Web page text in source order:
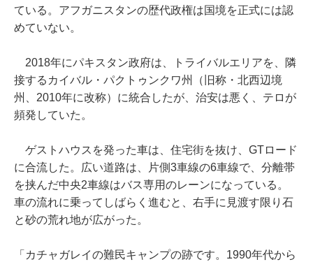
ている。アフガニスタンの歴代政権は国境を正式には認
めていない。
2018年にパキスタン政府は、トライバルエリアを、隣
接するカイバル・パクトゥンクワ州（旧称・北西辺境
州、2010年に改称）に統合したが、治安は悪く、テロが
頻発していた。
ゲストハウスを発った車は、住宅街を抜け、GTロード
に合流した。広い道路は、片側3車線の6車線で、分離帯
を挟んだ中央2車線はバス専用のレーンになっている。
車の流れに乗ってしばらく進むと、右手に見渡す限り石
と砂の荒れ地が広がった。
「カチャガレイの難民キャンプの跡です。1990年代から